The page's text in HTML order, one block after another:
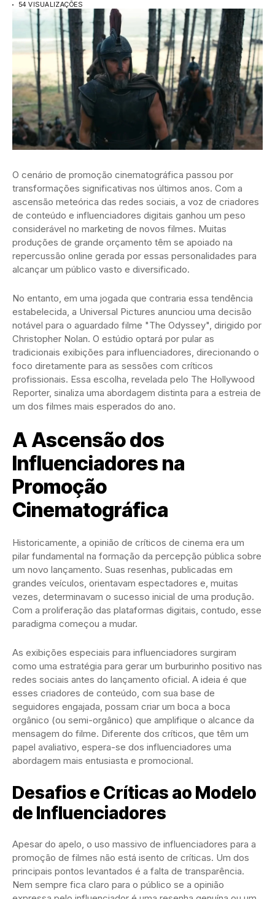
54 VISUALIZAÇÕES
O cenário de promoção cinematográfica passou por
transformações significativas nos últimos anos. Com a
ascensão meteórica das redes sociais, a voz de criadores
de conteúdo e influenciadores digitais ganhou um peso
considerável no marketing de novos filmes. Muitas
produções de grande orçamento têm se apoiado na
repercussão online gerada por essas personalidades para
alcançar um público vasto e diversificado.
No entanto, em uma jogada que contraria essa tendência
estabelecida, a Universal Pictures anunciou uma decisão
notável para o aguardado filme "The Odyssey", dirigido por
Christopher Nolan. O estúdio optará por pular as
tradicionais exibições para influenciadores, direcionando o
foco diretamente para as sessões com críticos
profissionais. Essa escolha, revelada pelo The Hollywood
Reporter, sinaliza uma abordagem distinta para a estreia de
um dos filmes mais esperados do ano.
A Ascensão dos
Influenciadores na
Promoção
Cinematográfica
Historicamente, a opinião de críticos de cinema era um
pilar fundamental na formação da percepção pública sobre
um novo lançamento. Suas resenhas, publicadas em
grandes veículos, orientavam espectadores e, muitas
vezes, determinavam o sucesso inicial de uma produção.
Com a proliferação das plataformas digitais, contudo, esse
paradigma começou a mudar.
As exibições especiais para influenciadores surgiram
como uma estratégia para gerar um burburinho positivo nas
redes sociais antes do lançamento oficial. A ideia é que
esses criadores de conteúdo, com sua base de
seguidores engajada, possam criar um boca a boca
orgânico (ou semi-orgânico) que amplifique o alcance da
mensagem do filme. Diferente dos críticos, que têm um
papel avaliativo, espera-se dos influenciadores uma
abordagem mais entusiasta e promocional.
Desafios e Críticas ao Modelo
de Influenciadores
Apesar do apelo, o uso massivo de influenciadores para a
promoção de filmes não está isento de críticas. Um dos
principais pontos levantados é a falta de transparência.
Nem sempre fica claro para o público se a opinião